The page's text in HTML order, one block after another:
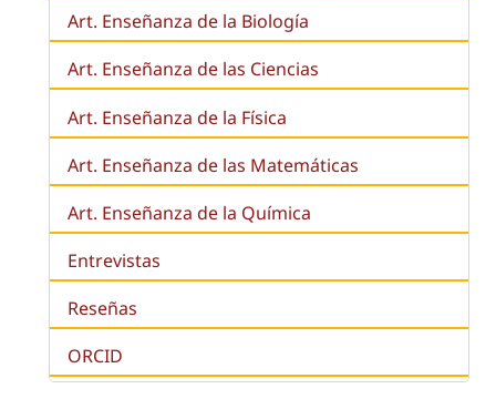
Art. Enseñanza de la Biología
Art. Enseñanza de las Ciencias
Art. Enseñanza de la Física
Art. Enseñanza de las Matemáticas
Art. Enseñanza de la Química
Entrevistas
Reseñas
ORCID